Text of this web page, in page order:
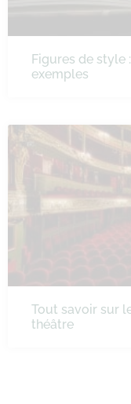
Figures de style
exemples
Tout savoir sur
théâtre